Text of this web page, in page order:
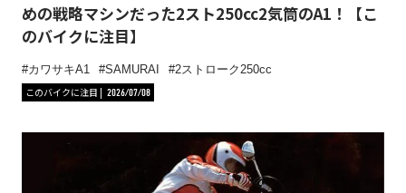
めの戦略マシンだった2スト250cc2気筒のA1！【こ
のバイクに注目】
カワサキA1 SAMURAI
2ストローク250cc
このバイクに注目
2026/07/08